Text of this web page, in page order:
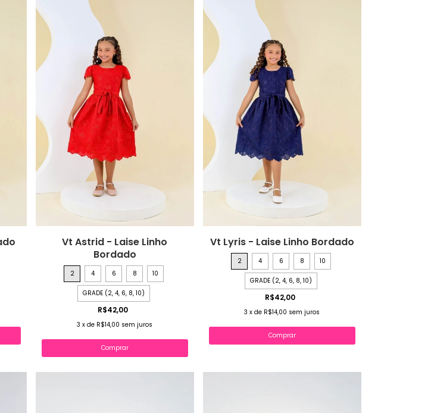
Vt Astrid - Laise Linho
Bordado
2 4 6 8 10
GRADE (2, 4, 6, 8, 10)
R$42,00
3 xde R$14,00 sem juros
Comprar
Vt Lyris - Laise Linho Bordado
2 4 6 8 10
GRADE (2, 4, 6, 8, 10)
R$42,00
3 xde R$14,00 sem juros
Comprar